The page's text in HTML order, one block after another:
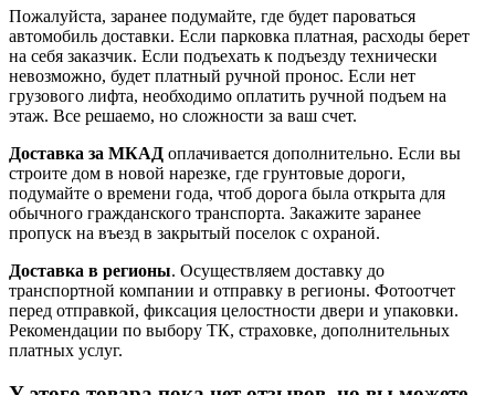
Пожалуйста, заранее подумайте, где будет пароваться
автомобиль доставки. Если парковка платная, расходы берет
на себя заказчик. Если подъехать к подъезду технически
невозможно, будет платный ручной пронос. Если нет
грузового лифта, необходимо оплатить ручной подъем на
этаж. Все решаемо, но сложности за ваш счет.
Доставка за МКАД оплачивается дополнительно. Если вы
строите дом в новой нарезке, где грунтовые дороги,
подумайте о времени года, чтоб дорога была открыта для
обычного гражданского транспорта. Закажите заранее
пропуск на въезд в закрытый поселок с охраной.
Доставка в регионы. Осуществляем доставку до
транспортной компании и отправку в регионы. Фотоотчет
перед отправкой, фиксация целостности двери и упаковки.
Рекомендации по выбору ТК, страховке, дополнительных
платных услуг.